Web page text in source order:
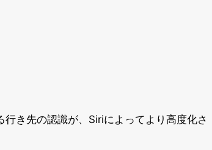
き先の認識が、Siriによってより高度化さ